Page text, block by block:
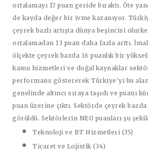
ortalamayı 17 puan geride bıraktı. Öte
de kayda değer bir ivme kazanıyor.
çeyrek bazlı artışta dünya beşincisi
ortalamadan 13 puan daha fazla arttı.
ölçekte çeyrek bazda 16 puanlık bir
kamu hizmetleri ve doğal kaynaklar
performans göstererek Türkiye'yi bu
genelinde altıncı sıraya taşıdı ve puanı
puan üzerine çıktı. Sektörde çeyrek bazda
görüldü. Sektörlerin NEO puanları şu
Teknoloji ve BT Hizmetleri (35)
Ticaret ve Lojistik (34)